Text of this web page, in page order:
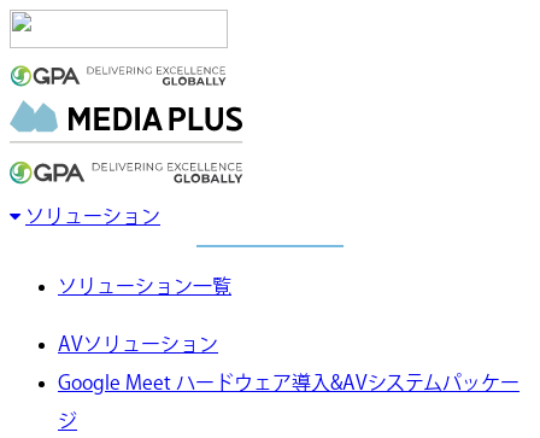
ソリューション
ソリューション一覧
AVソリューション
Google Meet ハードウェア導入&AVシステムパッケー
ジ